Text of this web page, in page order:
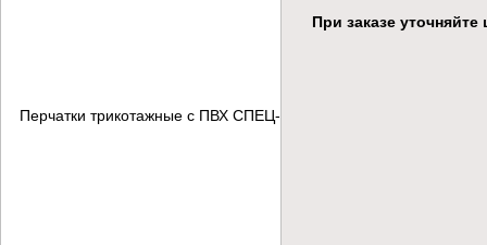
При заказе уточняйте